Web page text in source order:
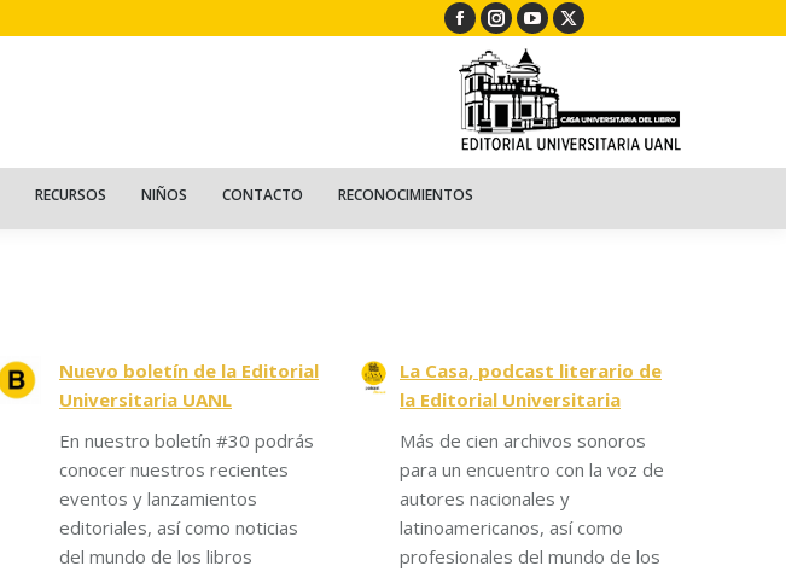
Facebook
page
opens
in
new
window
Instagram
page
opens
in
new
YouTube
page
opens
in
new
X
in
new
RECURSOS NIÑOS CONTACTO RECONOCIMIENTOS
Nuevo boletín de la Editorial
Universitaria UANL
En nuestro boletín #30 podrás
conocer nuestros recientes
eventos y lanzamientos
editoriales, así como noticias
del mundo de los libros
La Casa, podcast literario de
la Editorial Universitaria
Más de cien archivos sonoros
para un encuentro con la voz de
autores nacionales y
latinoamericanos, así como
profesionales del mundo de los
PROGRAMAS DIFUSIÓN RECURSOS NIÑOS CONTACTO RECONOCIMIENTOS